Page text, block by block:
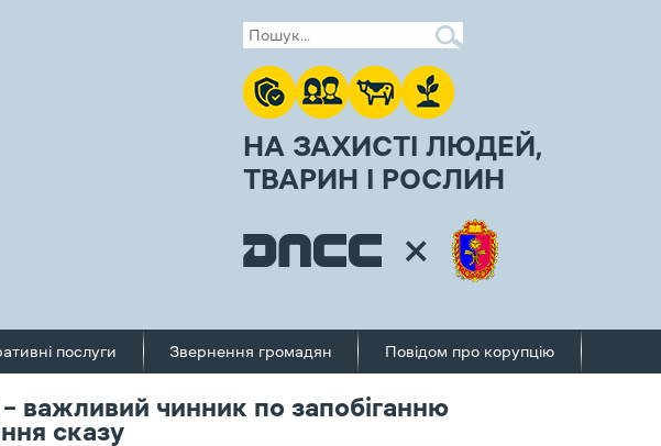
НА ЗАХИСТІ ЛЮДЕЙ,
ТВАРИН І РОСЛИН
послуги Звернення громадян Повідом про корупцію
– важливий чинник по запобіганню
сказу